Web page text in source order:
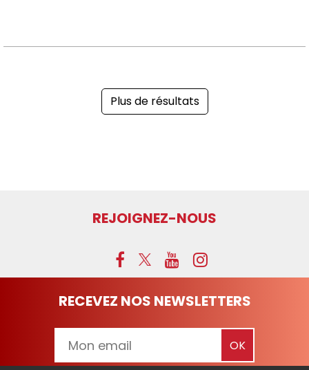
Plus de résultats
REJOIGNEZ-NOUS
RECEVEZ NOS NEWSLETTERS